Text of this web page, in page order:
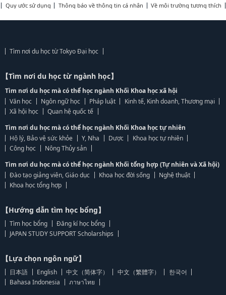
Quy ước sử dụng
Thông báo về thông tin cá nhân Về môi trường tương thích
Tìm nơi du học từ Tokyo Đại học
【Tìm nơi du học từ ngành học】
Tìm nơi du học mà có thể học ngành Khối Khoa học xã hội
Văn học
Ngôn ngữ học Pháp luật
Kinh tế, Kinh doanh, Thương mại
Xã hội học
Quan hệ quốc tế
Tìm nơi du học mà có thể học ngành Khối Khoa học tự nhiên
Hộ lý, Bảo vệ sức khỏe
Y, Nha Dược
Khoa học tự nhiên
Công học
Nông Thủy sản
Tìm nơi du học mà có thể học ngành Khối tổng hợp (Tự nhiên và Xã hội)
Đào tạo giảng viên, Giáo dục
Khoa học đời sống
Nghệ thuật
Khoa học tổng hợp
【Hướng dẫn tìm học bổng】
Tìm học bổng
Đăng kí học bổng
JAPAN STUDY SUPPORT Scholarships
【Lựa chọn ngôn ngữ】
日本語 English 中文（简体字） 中文（繁體字）
한국어
Bahasa Indonesia
ภาษาไทย